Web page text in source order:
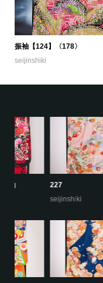
振袖【124】〈178〉
seijinshiki
227